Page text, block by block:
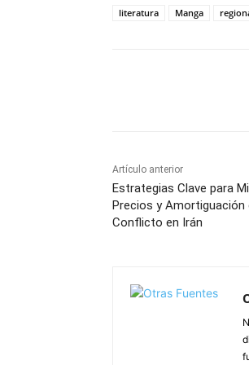
literatura Manga
Artículo anterior
Estrategias Clave para
Precios y Amortiguación
Conflicto en Irán